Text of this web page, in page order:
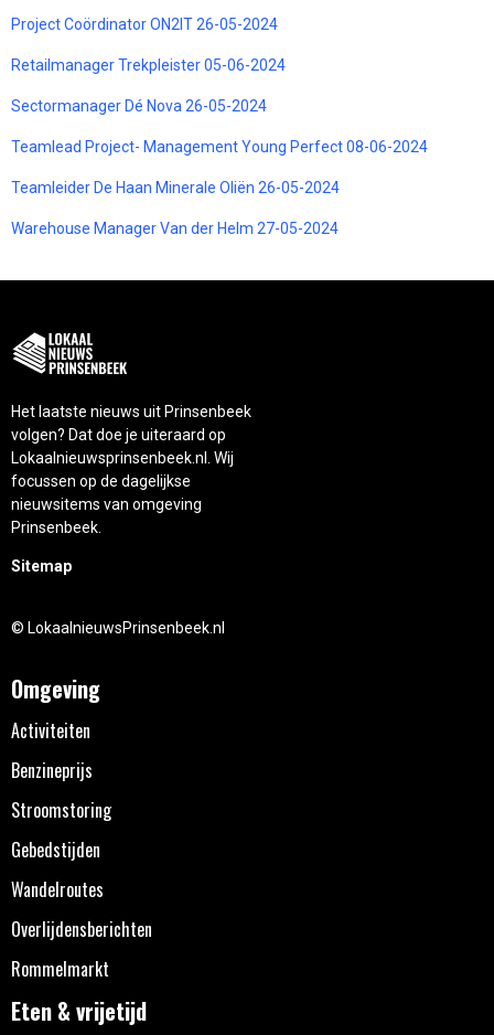
Project Coördinator ON2IT 26-05-2024
Retailmanager Trekpleister 05-06-2024
Sectormanager Dé Nova 26-05-2024
Teamlead Project- Management Young Perfect 08-06-2024
Teamleider De Haan Minerale Oliën 26-05-2024
Warehouse Manager Van der Helm 27-05-2024
Het laatste nieuws uit Prinsenbeek
volgen? Dat doe je uiteraard op
Lokaalnieuwsprinsenbeek.nl. Wij
focussen op de dagelijkse
nieuwsitems van omgeving
Prinsenbeek.
Sitemap
© LokaalnieuwsPrinsenbeek.nl
Omgeving
Activiteiten
Benzineprijs
Stroomstoring
Gebedstijden
Wandelroutes
Overlijdensberichten
Rommelmarkt
Eten & vrijetijd